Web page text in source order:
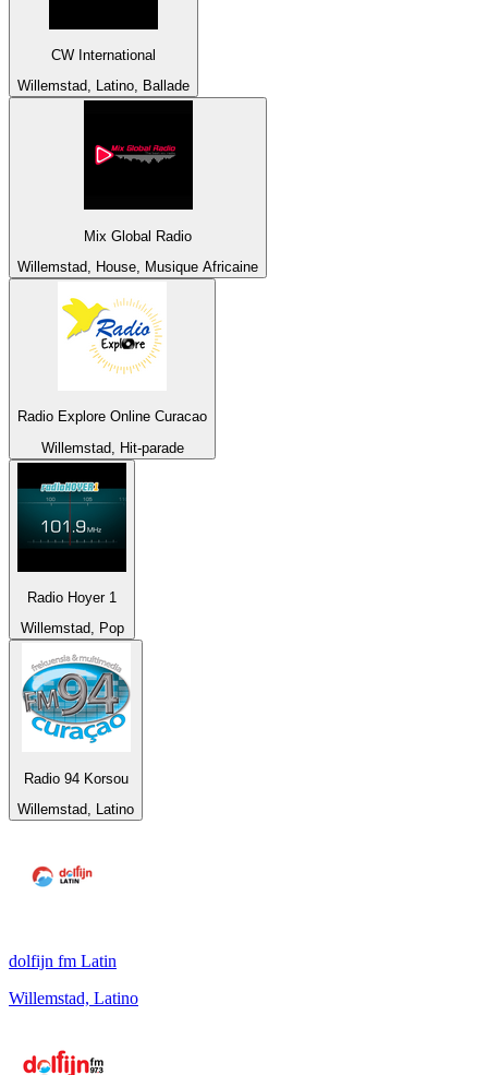
CW International
Willemstad, Latino, Ballade
Mix Global Radio
Willemstad, House, Musique Africaine
Radio Explore Online Curacao
Willemstad, Hit-parade
Radio Hoyer 1
Willemstad, Pop
Radio 94 Korsou
Willemstad, Latino
dolfijn fm Latin
Willemstad, Latino